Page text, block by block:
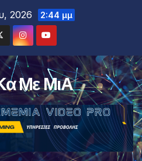
2026 2:44 μμ
Με ΜιΑ